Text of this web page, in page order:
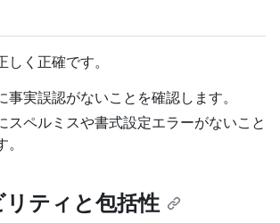
しく正確です。
事実誤認がないことを確認します。
スペルミスや書式設定エラーがないこと
ティと包括性